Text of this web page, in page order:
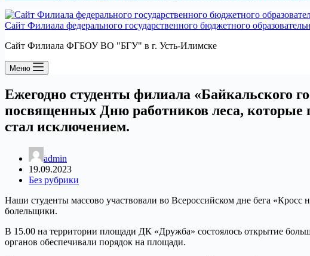
Сайт Филиала федерального государственного бюджетного
Сайт Филиала ФГБОУ ВО "БГУ" в г. Усть-Илимске
Меню
Ежегодно студенты филиала «Байкальского
посвященных Дню работников леса, которые
стал исключением.
admin
19.09.2023
Без рубрики
Наши студенты массово участвовали во Всероссийском дне бега
болельщики.
В 15.00 на территории площади ДК «Дружба» состоялось открытие
органов обеспечивали порядок на площади.